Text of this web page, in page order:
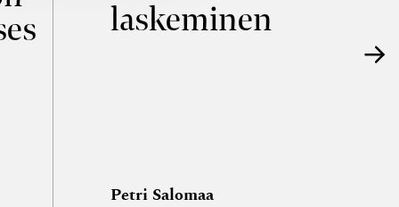
laskeminen
Petri Salomaa